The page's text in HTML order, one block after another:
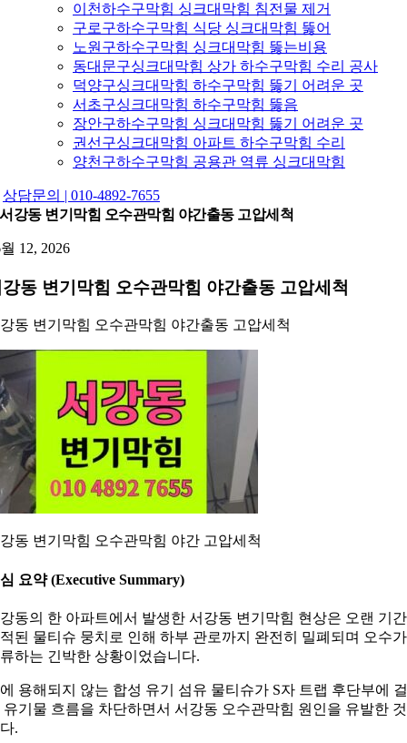
이천하수구막힘 싱크대막힘 침전물 제거
구로구하수구막힘 식당 싱크대막힘 뚫어
노원구하수구막힘 싱크대막힘 뚫는비용
동대문구싱크대막힘 상가 하수구막힘 수리 공사
덕양구싱크대막힘 하수구막힘 뚫기 어려운 곳
서초구싱크대막힘 하수구막힘 뚫음
장안구하수구막힘 싱크대막힘 뚫기 어려운 곳
권선구싱크대막힘 아파트 하수구막힘 수리
양천구하수구막힘 공용관 역류 싱크대막힘
상담문의 | 010-4892-7655
서강동 변기막힘 오수관막힘 야간출동 고압세척
12, 2026
동 변기막힘 오수관막힘 야간출동 고압세척
동 변기막힘 오수관막힘 야간출동 고압세척
동 변기막힘 오수관막힘 야간 고압세척
요약 (Executive Summary)
동의 한 아파트에서 발생한 서강동 변기막힘 현상은 오랜 기간
된 물티슈 뭉치로 인해 하부 관로까지 완전히 밀폐되며 오수가
하는 긴박한 상황이었습니다.
용해되지 않는 합성 유기 섬유 물티슈가 S자 트랩 후단부에 걸
유기물 흐름을 차단하면서 서강동 오수관막힘 원인을 유발한
.